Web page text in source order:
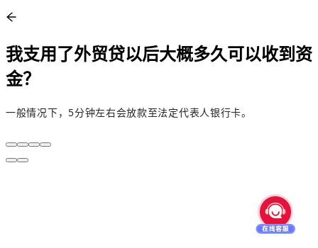
我支用了外贸贷以后大概多久可以收到资
金？
一般情况下，5分钟左右会放款至法定代表人银行卡。